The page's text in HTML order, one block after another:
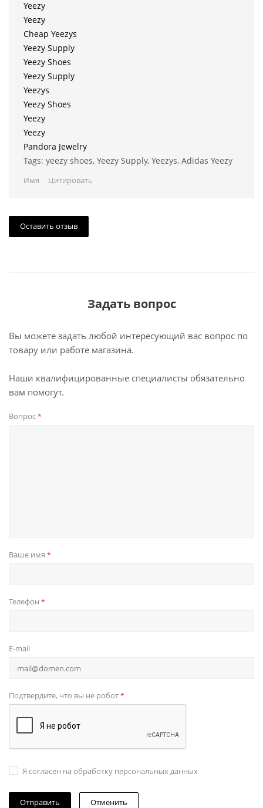
Yeezy
Yeezy
Cheap Yeezys
Yeezy Supply
Yeezy Shoes
Yeezy Supply
Yeezys
Yeezy Shoes
Yeezy
Yeezy
Pandora Jewelry
Tags: yeezy shoes, Yeezy Supply, Yeezys, Adidas Yeezy
Имя Цитировать
Оставить отзыв
Задать вопрос
Вы можете задать любой интересующий вас вопрос по
товару или работе магазина.
Наши квалифицированные специалисты обязательно
вам помогут.
Вопрос*
Ваше имя *
Телефон *
E-mail
Подтвердите, что вы не робот*
Я согласен на обработку персональных данных
Отменить